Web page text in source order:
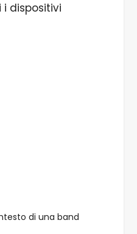
i dispositivi
di una band